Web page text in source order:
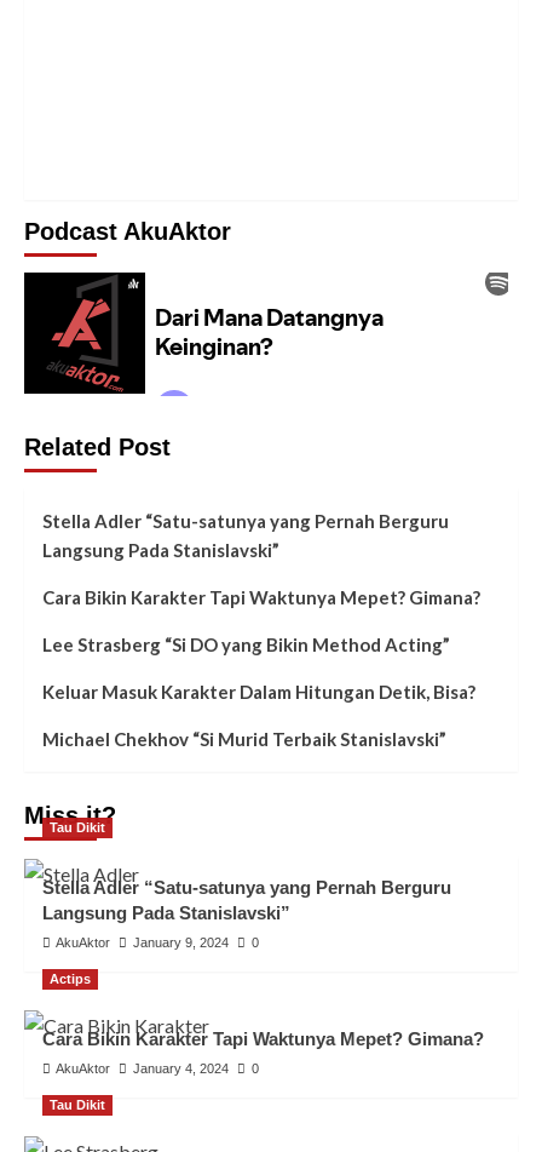
Podcast AkuAktor
Related Post
Stella Adler “Satu-satunya yang Pernah Berguru
Langsung Pada Stanislavski”
Cara Bikin Karakter Tapi Waktunya Mepet? Gimana?
Lee Strasberg “Si DO yang Bikin Method Acting”
Keluar Masuk Karakter Dalam Hitungan Detik, Bisa?
Michael Chekhov “Si Murid Terbaik Stanislavski”
Miss it?
Tau Dikit
Stella Adler “Satu-satunya yang Pernah Berguru
Langsung Pada Stanislavski”
AkuAktor January 9, 2024 0
Actips
Cara Bikin Karakter Tapi Waktunya Mepet? Gimana?
AkuAktor January 4, 2024 0
Tau Dikit